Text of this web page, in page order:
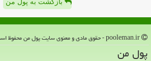
بازگشت به پول من
پول من